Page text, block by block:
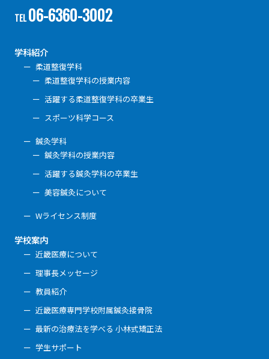
TEL06-6360-3002
学科紹介
柔道整復学科
柔道整復学科の授業内容
活躍する柔道整復学科の卒業生
スポーツ科学コース
鍼灸学科
鍼灸学科の授業内容
活躍する鍼灸学科の卒業生
美容鍼灸について
Wライセンス制度
学校案内
近畿医療について
理事長メッセージ
教員紹介
近畿医療専門学校附属鍼灸接骨院
最新の治療法を学べる 小林式矯正法
学生サポート